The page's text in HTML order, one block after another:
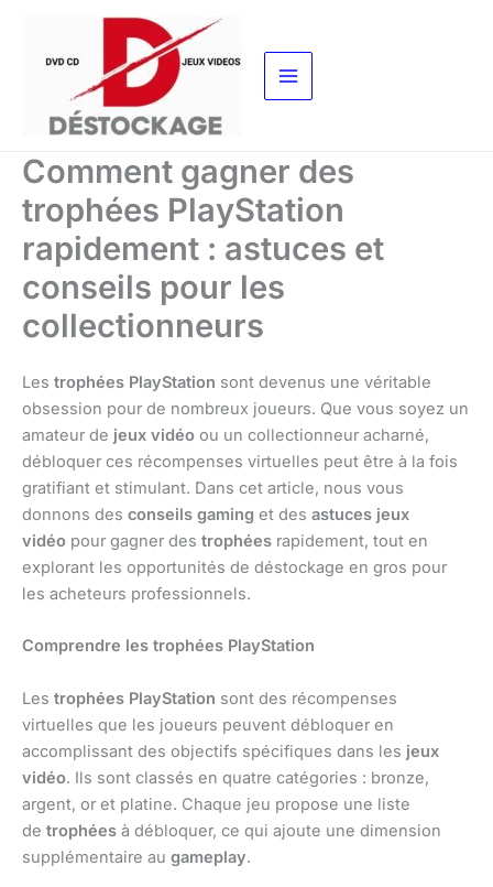
contenu
Comment gagner des
trophées PlayStation
rapidement : astuces et
conseils pour les
collectionneurs
Les trophées PlayStation sont devenus une véritable
obsession pour de nombreux joueurs. Que vous soyez un
amateur de jeux vidéo ou un collectionneur acharné,
débloquer ces récompenses virtuelles peut être à la fois
gratifiant et stimulant. Dans cet article, nous vous
donnons des conseils gaming et des astuces jeux
vidéo pour gagner des trophées rapidement, tout en
explorant les opportunités de déstockage en gros pour
les acheteurs professionnels.
Comprendre les trophées PlayStation
Les trophées PlayStation sont des récompenses
virtuelles que les joueurs peuvent débloquer en
accomplissant des objectifs spécifiques dans les jeux
vidéo. Ils sont classés en quatre catégories : bronze,
argent, or et platine. Chaque jeu propose une liste
de trophées à débloquer, ce qui ajoute une dimension
supplémentaire au gameplay.